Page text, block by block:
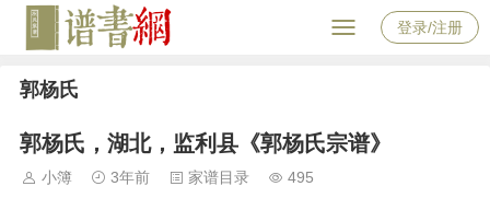
登录/注册
郭杨氏
郭杨氏，湖北，监利县《郭杨氏宗谱》
小簿 3年前 家谱目录 495